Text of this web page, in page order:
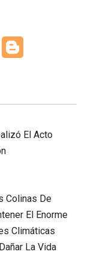
Gmail
El Acto
Colinas De
El Enorme
Climáticas
La Vida